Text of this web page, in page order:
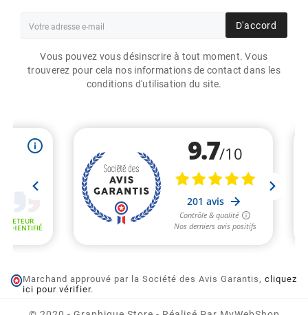
D'accord
Vous pouvez vous désinscrire à tout moment. Vous
trouverez pour cela nos informations de contact dans les
conditions d'utilisation du site.
Marchand approuvé par la Société des Avis Garantis, cliquez
ici pour vérifier.